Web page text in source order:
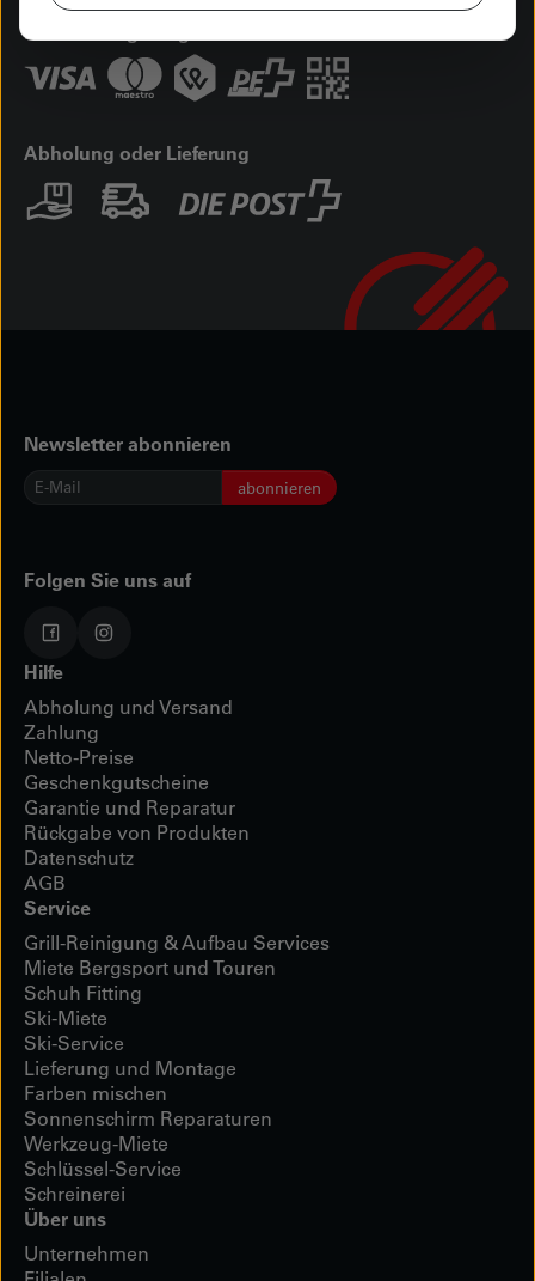
Ihre Zahlungsmöglichkeiten
Abholung oder Lieferung
Newsletter abonnieren
E-
abonnieren
Folgen Sie uns auf
Hilfe
Abholung und Versand
Zahlung
Netto-Preise
Geschenkgutscheine
Garantie und Reparatur
Rückgabe von Produkten
Datenschutz
AGB
Service
Grill-Reinigung & Aufbau Services
Miete Bergsport und Touren
Schuh Fitting
Ski-Miete
Ski-Service
Lieferung und Montage
Farben mischen
Sonnenschirm Reparaturen
Werkzeug-Miete
Schlüssel-Service
Schreinerei
Über uns
Unternehmen